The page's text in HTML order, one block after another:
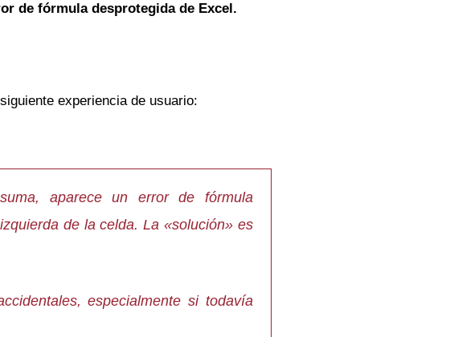
de fórmula desprotegida de Excel.
experiencia de usuario:
aparece un error de fórmula
de la celda. La «solución» es
especialmente si todavía